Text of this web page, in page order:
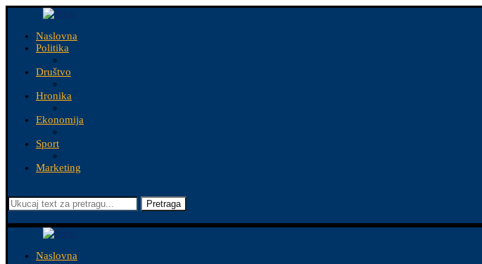
Naslovna
Politika
Društvo
Hronika
Ekonomija
Sport
Marketing
Pretraga
Naslovna